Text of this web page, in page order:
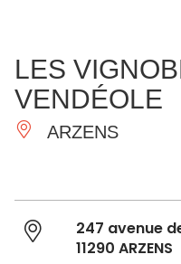
IMPRESCINDIBLES
LES
VENDÉOLE
ARZENS
247 avenue
11290 ARZENS